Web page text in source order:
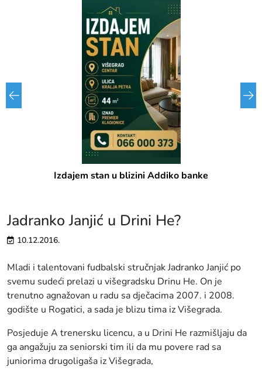
Izdajem stan u blizini Addiko banke
Jadranko Janjić u Drini He?
10.12.2016.
Mladi i talentovani fudbalski stručnjak Jadranko Janjić po
svemu sudeći prelazi u višegradsku Drinu He. On je
trenutno agnažovan u radu sa dječacima 2007. i 2008.
godište u Rogatici, a sada je blizu tima iz Višegrada.
Posjeduje A trenersku licencu, a u Drini He razmišljaju da
ga angažuju za seniorski tim ili da mu povere rad sa
juniorima drugoligaša iz Višegrada,